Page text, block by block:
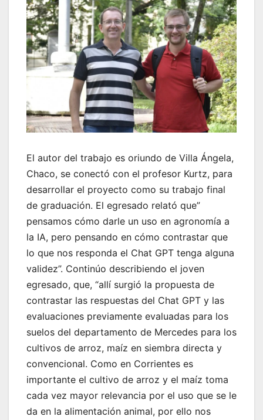
El autor del trabajo es oriundo de Villa Ángela,
Chaco, se conectó con el profesor Kurtz, para
desarrollar el proyecto como su trabajo final
de graduación. El egresado relató que”
pensamos cómo darle un uso en agronomía a
la IA, pero pensando en cómo contrastar que
lo que nos responda el Chat GPT tenga alguna
validez”. Continúo describiendo el joven
egresado, que, “allí surgió la propuesta de
contrastar las respuestas del Chat GPT y las
evaluaciones previamente evaluadas para los
suelos del departamento de Mercedes para los
cultivos de arroz, maíz en siembra directa y
convencional. Como en Corrientes es
importante el cultivo de arroz y el maíz toma
cada vez mayor relevancia por el uso que se le
da en la alimentación animal, por ello nos